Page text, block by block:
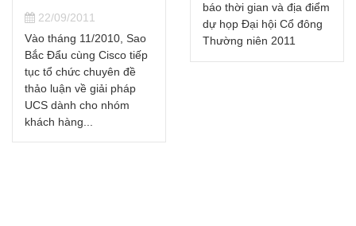
22/09/2011
Vào tháng 11/2010, Sao
Bắc Đẩu cùng Cisco tiếp
tục tổ chức chuyên đề
thảo luận về giải pháp
UCS dành cho nhóm
khách hàng...
báo thời gian và địa điểm
dự họp Đại hội Cổ đông
Thường niên 2011